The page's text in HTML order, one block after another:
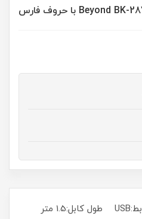
نوع اتصال:کابل نوع رابط:USB طول کابل:1.5 متر